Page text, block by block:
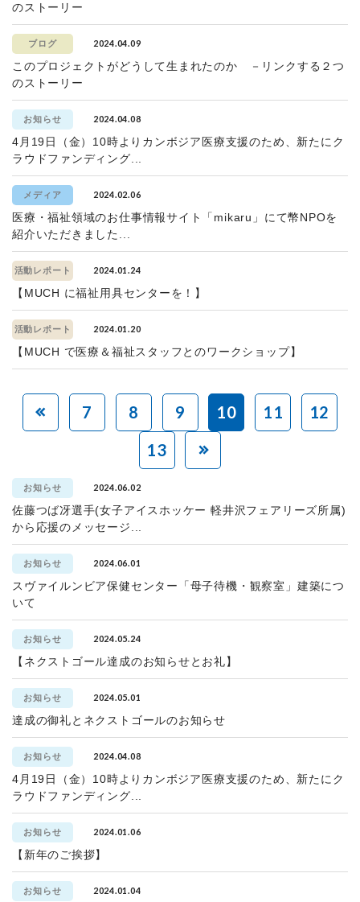
のストーリー
ブログ 2024.04.09
このプロジェクトがどうして生まれたのか －リンクする２つ
のストーリー
お知らせ 2024.04.08
4月19日（金）10時よりカンボジア医療支援のため、新たにク
ラウドファンディング...
メディア 2024.02.06
医療・福祉領域のお仕事情報サイト「mikaru」にて幣NPOを
紹介いただきました...
活動レポート 2024.01.24
【MUCH に福祉用具センターを！】
活動レポート 2024.01.20
【MUCH で医療＆福祉スタッフとのワークショップ】
7 8 9 10 11
12
13
お知らせ 2024.06.02
佐藤つば冴選手(女子アイスホッケー 軽井沢フェアリーズ所属)
から応援のメッセージ...
お知らせ 2024.06.01
スヴァイルンビア保健センター「母子待機・観察室」建築につ
いて
お知らせ 2024.05.24
【ネクストゴール達成のお知らせとお礼】
お知らせ 2024.05.01
達成の御礼とネクストゴールのお知らせ
お知らせ 2024.04.08
4月19日（金）10時よりカンボジア医療支援のため、新たにク
ラウドファンディング...
お知らせ 2024.01.06
【新年のご挨拶】
お知らせ 2024.01.04